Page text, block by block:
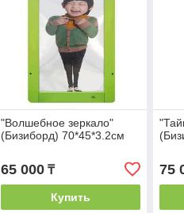
"Волшебное зеркало"
(Бизиборд) 70*45*3.2см
65 000₸
Купить
75